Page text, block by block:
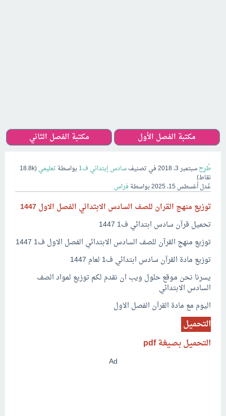
مكتبة الفصل الأول مكتبة الفصل الثاني
طُرِحسبتمبر 3، 2018 في تصنيفسادس إبتدائي ف1 بواسطة تعليمي(
18.8k
نقاط)
عُدلأغسطس 15، 2025 بواسطةفراس
توزيع منهج القران للصف السادس الابتدائي الفصل الاول 1447
تحميل قرآن سادس ابتدائي ف1 1447
توزيع منهج القرآن للصف السادس الابتدائي الفصل الاول ف1 1447
توزيع مادة القرآن سادس ابتدائي ف1 لعام 1447
يسرنا نحن موقع حلول ويب ان نقدم لكم توزيع لمواد الصف
السادس الابتدائي
اليوم مع مادة القرآن الفصل الاول
التحميل
التحميل بصيغة pdf
Ad